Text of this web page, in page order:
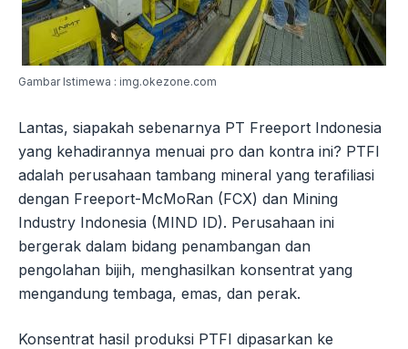
Gambar Istimewa : img.okezone.com
Lantas, siapakah sebenarnya PT Freeport Indonesia
yang kehadirannya menuai pro dan kontra ini? PTFI
adalah perusahaan tambang mineral yang terafiliasi
dengan Freeport-McMoRan (FCX) dan Mining
Industry Indonesia (MIND ID). Perusahaan ini
bergerak dalam bidang penambangan dan
pengolahan bijih, menghasilkan konsentrat yang
mengandung tembaga, emas, dan perak.
Konsentrat hasil produksi PTFI dipasarkan ke